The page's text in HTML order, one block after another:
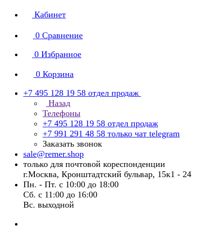
Кабинет
0 Сравнение
0 Избранное
0 Корзина
+7 495 128 19 58 отдел продаж
Назад
Телефоны
+7 495 128 19 58 отдел продаж
+7 991 291 48 58 только чат telegram
Заказать звонок
sale@remer.shop
только для почтовой кореспонденции
г.Москва, Кронштадтский бульвар, 15к1 - 24
Пн. - Пт. с 10:00 до 18:00
Сб. с 11:00 до 16:00
Вс. выходной